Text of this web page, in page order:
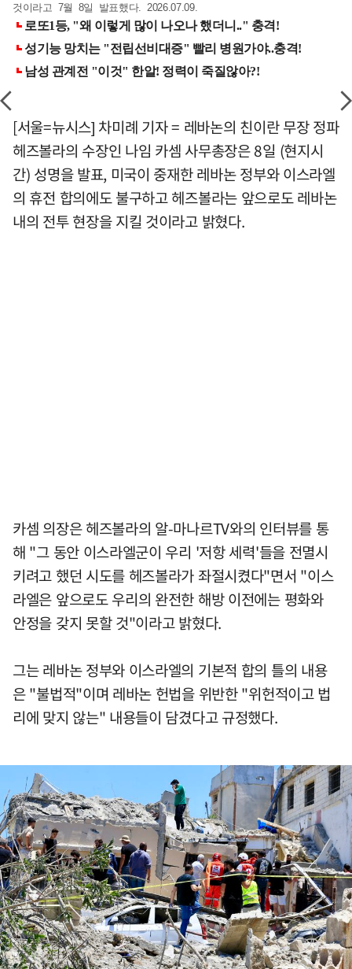
것이라고 7월 8일 발표했다. 2026.07.09.
[서울=뉴시스] 차미례 기자 = 레바논의 친이란 무장 정파
헤즈볼라의 수장인 나임 카셈 사무총장은 8일 (현지시
간) 성명을 발표, 미국이 중재한 레바논 정부와 이스라엘
의 휴전 합의에도 불구하고 헤즈볼라는 앞으로도 레바논
내의 전투 현장을 지킬 것이라고 밝혔다.
카셈 의장은 헤즈볼라의 알-마나르TV와의 인터뷰를 통
해 "그 동안 이스라엘군이 우리 '저항 세력'들을 전멸시
키려고 했던 시도를 헤즈볼라가 좌절시켰다"면서 "이스
라엘은 앞으로도 우리의 완전한 해방 이전에는 평화와
안정을 갖지 못할 것"이라고 밝혔다.
그는 레바논 정부와 이스라엘의 기본적 합의 틀의 내용
은 "불법적"이며 레바논 헌법을 위반한 "위헌적이고 법
리에 맞지 않는" 내용들이 담겼다고 규정했다.